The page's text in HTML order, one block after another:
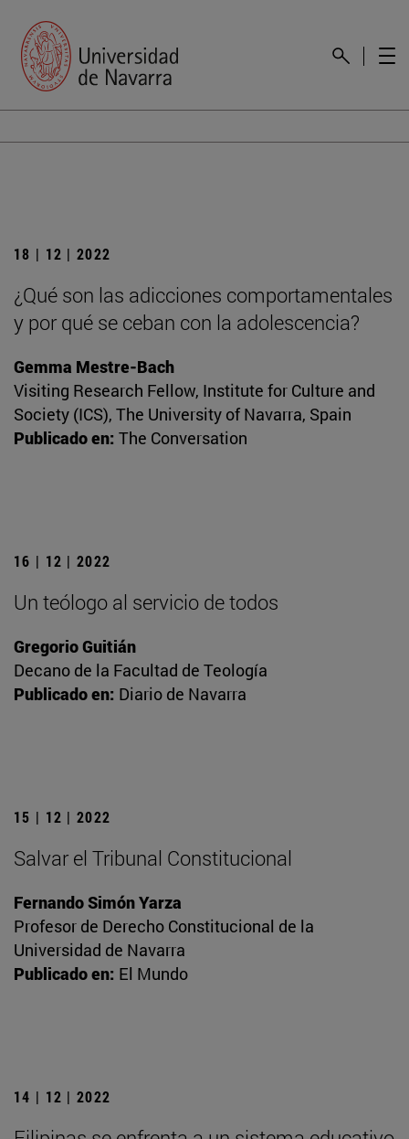
18 | 12 | 2022
¿Qué son las adicciones comportamentales
y por qué se ceban con la adolescencia?
Gemma Mestre-Bach
Visiting Research Fellow, Institute for Culture and
Society (ICS), The University of Navarra, Spain
Publicado en: The Conversation
16 | 12 | 2022
Un teólogo al servicio de todos
Gregorio Guitián
Decano de la Facultad de Teología
Publicado en: Diario de Navarra
15 | 12 | 2022
Salvar el Tribunal Constitucional
Fernando Simón Yarza
Profesor de Derecho Constitucional de la
Universidad de Navarra
Publicado en: El Mundo
14 | 12 | 2022